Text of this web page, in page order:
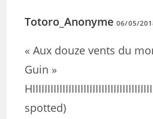
Totoro_Anonyme 06/05/
« Aux douze vents du
Guin »
spotted)